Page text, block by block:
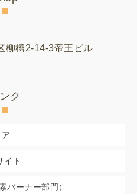
柳橋2-14-3帝王ビル
ク
イト
ーナー部門）